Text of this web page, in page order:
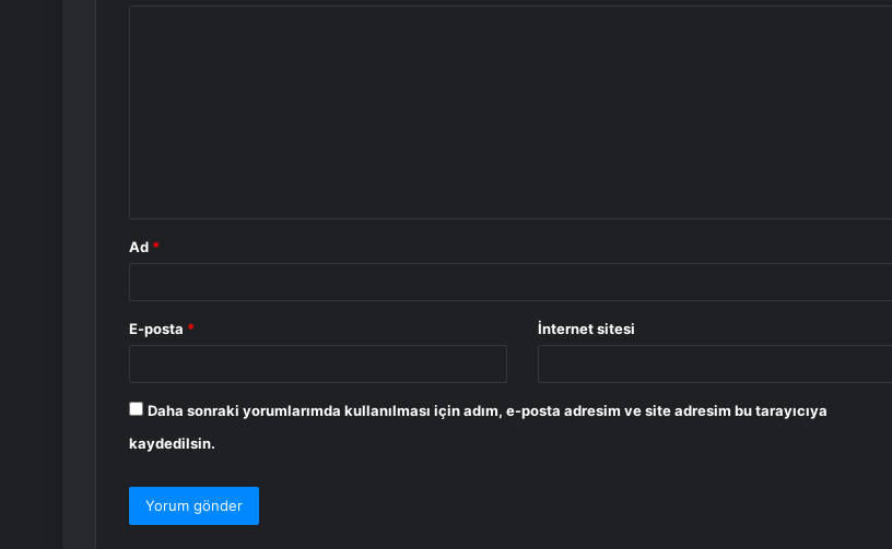
Ad *
E-posta * İnternet sitesi
Daha sonraki yorumlarımda kullanılması için adım, e-posta adresim ve site adresim bu tarayıcıya
kaydedilsin.